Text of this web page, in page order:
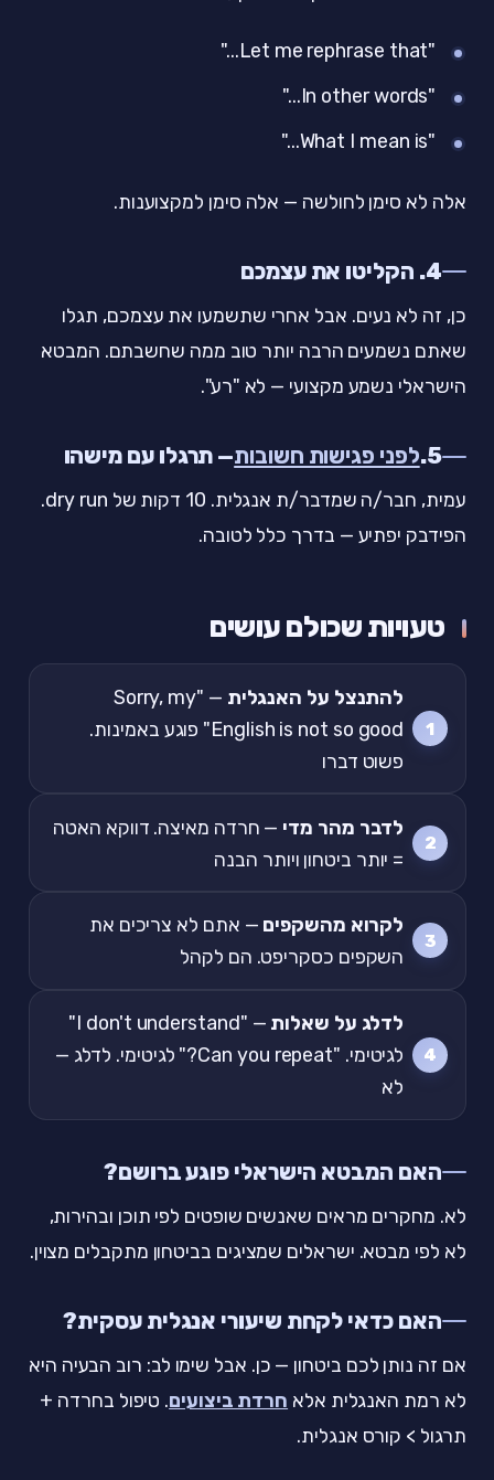
"Let me rephrase that..."
"In other words..."
"What I mean is..."
אלה לא סימן לחולשה — אלה סימן למקצוענות.
4. הקליטו את עצמכם
כן, זה לא נעים. אבל אחרי שתשמעו את עצמכם, תגלו
שאתם נשמעים הרבה יותר טוב ממה שחשבתם. המבטא
הישראלי נשמע מקצועי — לא "רע".
5. לפני פגישות חשובות— תרגלו עם מישהו
עמית, חבר/ה שמדבר/ת אנגלית. 10 דקות של dry run.
הפידבק יפתיע — בדרך כלל לטובה.
טעויות שכולם עושים
להתנצל על האנגלית
— "Sorry, my
English is not so good" פוגע באמינות.
פשוט דברו
לדבר מהר מדי — חרדה מאיצה. דווקא האטה
= יותר ביטחון ויותר הבנה
לקרוא מהשקפים — אתם לא צריכים את
השקפים כסקריפט. הם לקהל
לדלג על שאלות
— "I don't understand"
לגיטימי. "Can you repeat?" לגיטימי. לדלג —
לא
האם המבטא הישראלי פוגע ברושם?
לא. מחקרים מראים שאנשים שופטים לפי תוכן ובהירות,
לא לפי מבטא. ישראלים שמציגים בביטחון מתקבלים מצוין.
האם כדאי לקחת שיעורי אנגלית עסקית?
אם זה נותן לכם ביטחון — כן. אבל שימו לב: רוב הבעיה היא
לא רמת האנגלית אלא חרדת ביצועים. טיפול בחרדה +
תרגול > קורס אנגלית.